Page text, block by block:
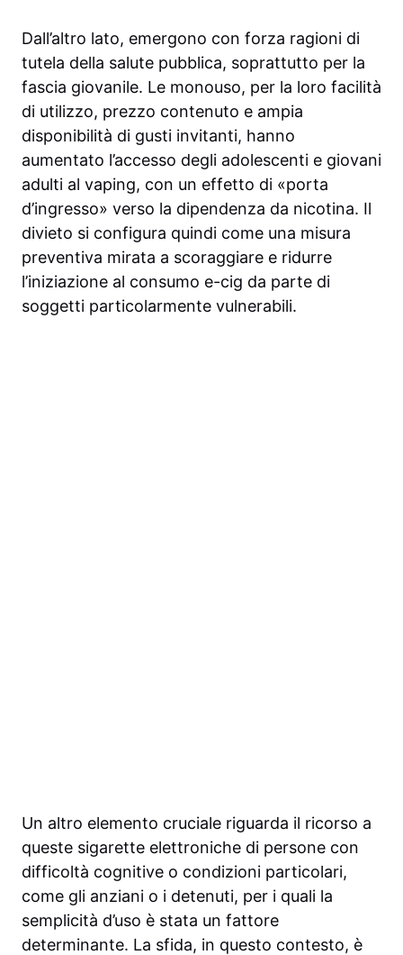
Dall’altro lato, emergono con forza ragioni di
tutela della salute pubblica, soprattutto per la
fascia giovanile. Le monouso, per la loro facilità
di utilizzo, prezzo contenuto e ampia
disponibilità di gusti invitanti, hanno
aumentato l’accesso degli adolescenti e giovani
adulti al vaping, con un effetto di «porta
d’ingresso» verso la dipendenza da nicotina. Il
divieto si configura quindi come una misura
preventiva mirata a scoraggiare e ridurre
l’iniziazione al consumo e-cig da parte di
soggetti particolarmente vulnerabili.
Un altro elemento cruciale riguarda il ricorso a
queste sigarette elettroniche di persone con
difficoltà cognitive o condizioni particolari,
come gli anziani o i detenuti, per i quali la
semplicità d’uso è stata un fattore
determinante. La sfida, in questo contesto, è